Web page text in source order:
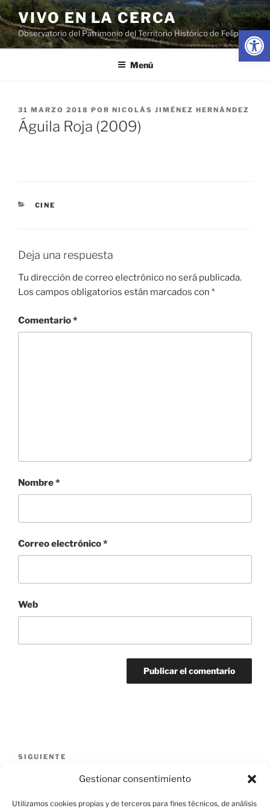
Abrir
Gestionar consentimiento
Utilizamos cookies propias y de terceros para fines técnicos, de análisis
Saltar
al
contenido
VIVO EN LA CERCA
Observatorio del Patrimonio del Territorio Histórico de Felipe II
Menú
PUBLICADO
EL
31 MARZO 2018 POR NICOLÁS JIMÉNEZ HERNÁNDEZ
Águila Roja (2009)
CATEGORÍAS
CINE
Deja una respuesta
Tu dirección de correo electrónico no será publicada.
Los campos obligatorios están marcados con *
Comentario*
Nombre*
Correo electrónico*
Web
de
Siguiente
SIGUIENTE
Los últimos días de Pompeya (1959)